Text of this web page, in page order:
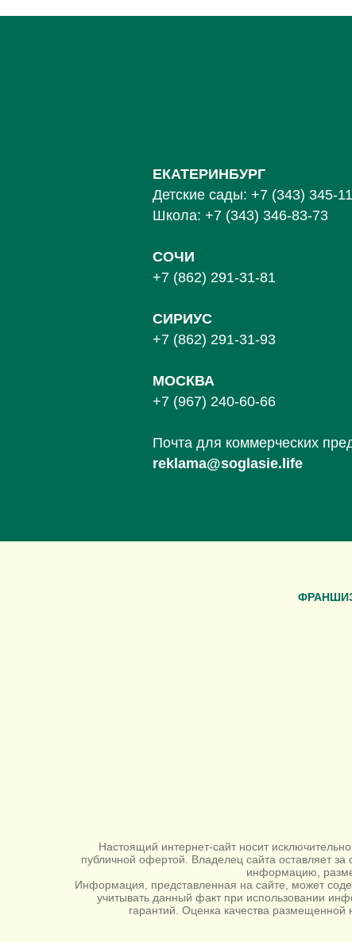
ЕКАТЕРИНБУРГ
Детские сады: +7 (343) 345-
Школа: +7 (343) 346-83-73
СОЧИ
+7 (862) 291-31-81
СИРИУС
+7 (862) 291-31-93
МОСКВА
+7 (967) 240-60-66
Почта для коммерческих
reklama@soglasie.life
Настоящий интернет-сайт носит
публичной офертой. Владелец сайта оставляет
информацию,
Информация, представленная на сайте, может
учитывать данный факт при использовании
гарантий. Оценка качества